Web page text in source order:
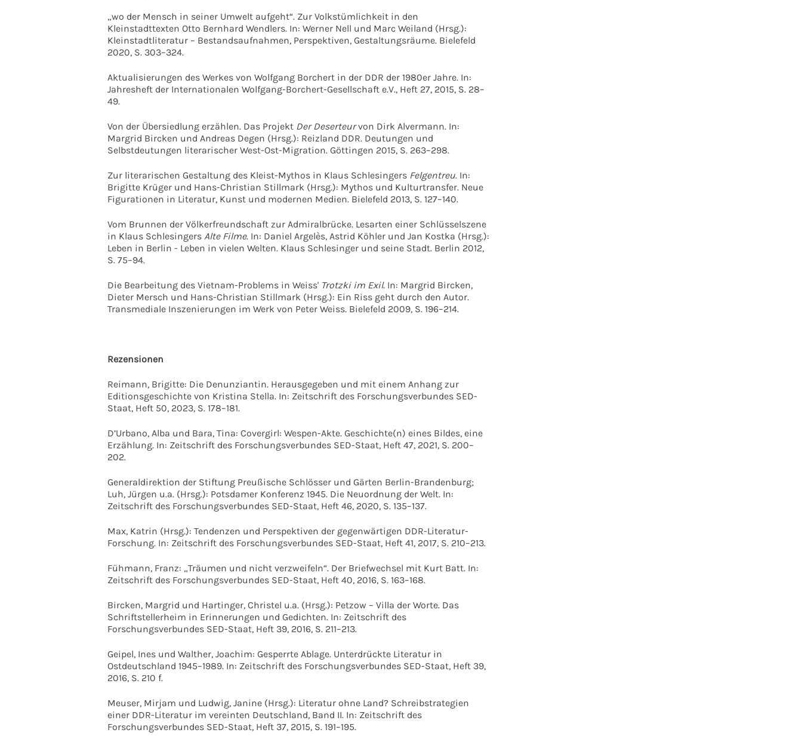
„wo der Mensch in seiner Umwelt aufgeht“. Zur Volkstümlichkeit in den
Kleinstadttexten Otto Bernhard Wendlers. In: Werner Nell und Marc Weiland (Hrsg.):
Kleinstadtliteratur – Bestandsaufnahmen, Perspektiven, Gestaltungsräume. Bielefeld
2020, S. 303–324.
Aktualisierungen des Werkes von Wolfgang Borchert in der DDR der 1980er Jahre. In:
Jahresheft der Internationalen Wolfgang-Borchert-Gesellschaft e.V., Heft 27, 2015, S. 28–
49.
Von der Übersiedlung erzählen. Das Projekt Der Deserteurvon Dirk Alvermann. In:
Margrid Bircken und Andreas Degen (Hrsg.): Reizland DDR. Deutungen und
Selbstdeutungen literarischer West-Ost-Migration. Göttingen 2015, S. 263–298.
Zur literarischen Gestaltung des Kleist-Mythos in Klaus Schlesingers Felgentreu. In:
Brigitte Krüger und Hans-Christian Stillmark (Hrsg.): Mythos und Kulturtransfer. Neue
Figurationen in Literatur, Kunst und modernen Medien. Bielefeld 2013, S. 127–140.
Vom Brunnen der Völkerfreundschaft zur Admiralbrücke. Lesarten einer Schlüsselszene
in Klaus Schlesingers Alte Filme. In: Daniel Argelès, Astrid Köhler und Jan Kostka (Hrsg.):
Leben in Berlin - Leben in vielen Welten. Klaus Schlesinger und seine Stadt. Berlin 2012,
S. 75–94.
Die Bearbeitung des Vietnam-Problems in Weiss' Trotzki im Exil. In: Margrid Bircken,
Dieter Mersch und Hans-Christian Stillmark (Hrsg.): Ein Riss geht durch den Autor.
Transmediale Inszenierungen im Werk von Peter Weiss. Bielefeld 2009, S. 196–214.
Rezensionen
Reimann, Brigitte: Die Denunziantin. Herausgegeben und mit einem Anhang zur
Editionsgeschichte von Kristina Stella. In: Zeitschrift des Forschungsverbundes SED-
Staat, Heft 50, 2023, S. 178–181.
D’Urbano, Alba und Bara, Tina: Covergirl: Wespen-Akte. Geschichte(n) eines Bildes, eine
Erzählung. In: Zeitschrift des Forschungsverbundes SED-Staat, Heft 47, 2021, S. 200–
202.
Generaldirektion der Stiftung Preußische Schlösser und Gärten Berlin-Brandenburg;
Luh, Jürgen u.a. (Hrsg.): Potsdamer Konferenz 1945. Die Neuordnung der Welt. In:
Zeitschrift des Forschungsverbundes SED-Staat, Heft 46, 2020, S. 135–137.
Max, Katrin (Hrsg.): Tendenzen und Perspektiven der gegenwärtigen DDR-Literatur-
Forschung. In: Zeitschrift des Forschungsverbundes SED-Staat, Heft 41, 2017, S. 210–213.
Fühmann, Franz: „Träumen und nicht verzweifeln“. Der Briefwechsel mit Kurt Batt. In:
Zeitschrift des Forschungsverbundes SED-Staat, Heft 40, 2016, S. 163–168.
Bircken, Margrid und Hartinger, Christel u.a. (Hrsg.): Petzow – Villa der Worte. Das
Schriftstellerheim in Erinnerungen und Gedichten. In: Zeitschrift des
Forschungsverbundes SED-Staat, Heft 39, 2016, S. 211–213.
Geipel, Ines und Walther, Joachim: Gesperrte Ablage. Unterdrückte Literatur in
Ostdeutschland 1945–1989. In: Zeitschrift des Forschungsverbundes SED-Staat, Heft 39,
2016, S. 210 f.
Meuser, Mirjam und Ludwig, Janine (Hrsg.): Literatur ohne Land? Schreibstrategien
einer DDR-Literatur im vereinten Deutschland, Band II. In: Zeitschrift des
Forschungsverbundes SED-Staat, Heft 37, 2015, S. 191–195.